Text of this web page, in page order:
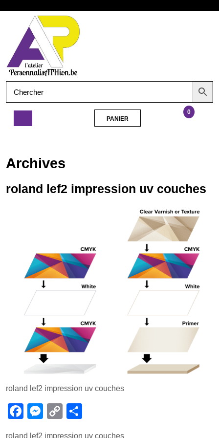
Ouvrir
le
menu
uv
0
PANIER
Archives
roland lef2 impression uv couches
roland lef2 impression uv couches
F
M C
roland lef2 impression uv couches